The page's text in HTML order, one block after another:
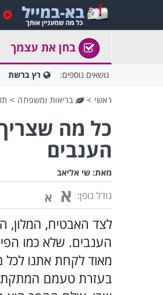
בחן את עצמך
נושאים נוספים: רץ ברשת
ראשי > בריאות ומשפחה >
כל מה
הענבים
מאת: שי אליאב
גודל גופן: א א
לצד האבטיח, המלון,
הענבים. שלא כמו
מאוד לקחת אתנו לכל
בעזרת טעמם